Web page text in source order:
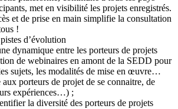
met en visibilité les projets enregistrés.
et de prise en main simplifie la consultation
!
d’évolution
dynamique entre les porteurs de projets
de webinaires en amont de la SEDD pour
sujets, les modalités de mise en œuvre…
aux porteurs de projet de se connaitre, de
expériences…) ;
la diversité des porteurs de projets